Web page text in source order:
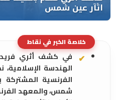
خلاصة الخبر في نقاط
​في كشف أثري
الهندسة الإسلامية،
الفرنسية المشتركة
شمس، والمعهد